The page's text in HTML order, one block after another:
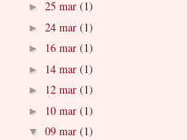
► 25 mar (1)
► 24 mar (1)
► 16 mar (1)
► 14 mar (1)
► 12 mar (1)
► 10 mar (1)
▼ 09 mar (1)